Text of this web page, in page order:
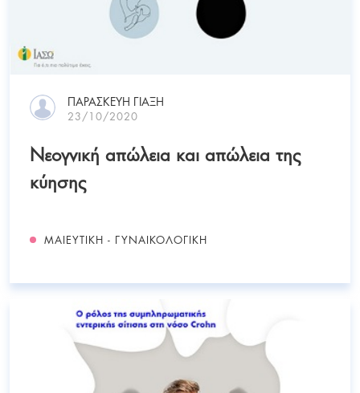
ΠΑΡΑΣΚΕΥΉ ΓΙΑΞΉ
23/10/2020
Νεογνική απώλεια και απώλεια της
κύησης
ΜΑΙΕΥΤΙΚΗ - ΓΥΝΑΙΚΟΛΟΓΙΚΗ